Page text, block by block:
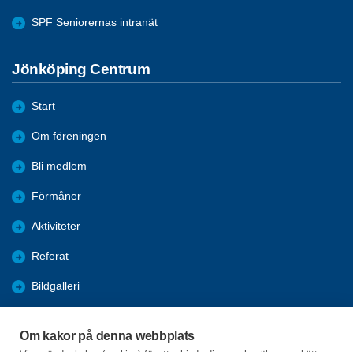
Om kakor på denna webbplats
SPF Seniorernas intranät
Jönköping Centrum
Start
Om föreningen
Bli medlem
Förmåner
Aktiviteter
Referat
Bildgalleri